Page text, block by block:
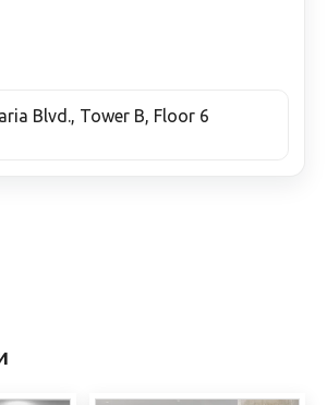
Blvd., Tower B, Floor 6